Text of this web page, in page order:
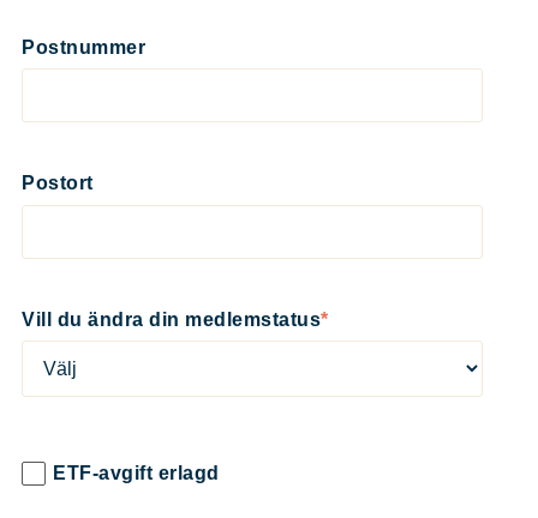
Postnummer
Postort
Vill du ändra din medlemstatus*
ETF-avgift erlagd